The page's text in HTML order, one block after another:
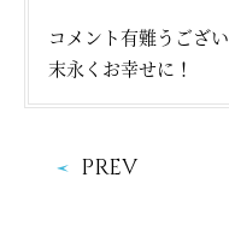
コメント有難うござい
末永くお幸せに！
PREV